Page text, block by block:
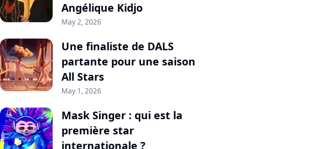
Angélique Kidjo
May 2, 2026
Une finaliste de DALS
partante pour une saison
All Stars
May 1, 2026
Mask Singer : qui est la
première star
internationale ?